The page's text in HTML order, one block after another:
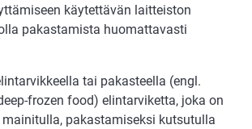
käytettävän laitteiston
pakastamista huomattavasti
tai pakasteella (engl.
frozen food) elintarviketta, joka on
pakastamiseksi kutsutulla